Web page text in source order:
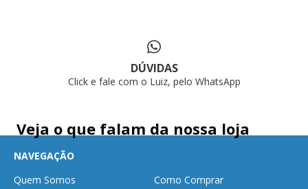
DÚVIDAS
Click e fale com o Luiz, pelo WhatsApp
Veja o que falam da nossa loja
NAVEGAÇÃO
Quem Somos
Como Comprar